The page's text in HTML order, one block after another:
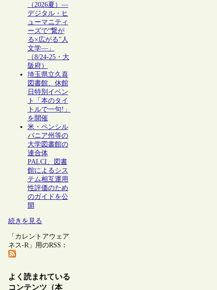
（2026夏）―
デジタル・ヒ
ューマニティ
ーズで“繋が
る×広がる”人
文学―」
（8/24-25・大
阪府）
埼玉県立久喜
図書館、休館
日特別イベン
ト「本のタイ
トルで一句!」
を開催
米・ペンシル
バニア州等の
大学図書館の
連合体
PALCI、図書
館によるシス
テム相互運用
性評価のため
のガイドを公
開
続きを見る
「カレントアウェア
ネス-R」用のRSS：
よく読まれている
コンテンツ（本